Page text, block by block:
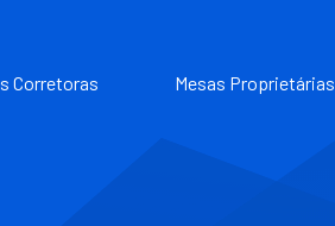
Corretoras Mesas Proprietárias